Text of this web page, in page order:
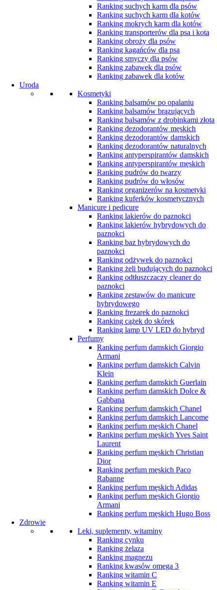
Ranking suchych karm dla psów
Ranking suchych karm dla kotów
Ranking mokrych karm dla kotów
Ranking transporterów dla psa i kota
Ranking obroży dla psów
Ranking kagańców dla psa
Ranking smyczy dla psów
Ranking zabawek dla psów
Ranking zabawek dla kotów
Uroda
Kosmetyki
Ranking balsamów po opalaniu
Ranking balsamów brązujących
Ranking balsamów z drobinkami złota
Ranking dezodorantów męskich
Ranking dezodorantów damskich
Ranking dezodorantów naturalnych
Ranking antyperspirantów damskich
Ranking antyperspirantów męskich
Ranking pudrów do twarzy
Ranking pudrów do włosów
Ranking organizerów na kosmetyki
Ranking kuferków kosmetycznych
Manicure i pedicure
Ranking lakierów do paznokci
Ranking lakierów hybrydowych do
paznokci
Ranking baz hybrydowych do
paznokci
Ranking odżywek do paznokci
Ranking żeli budujących do paznokci
Ranking odtłuszczaczy cleaner do
paznokci
Ranking zestawów do manicure
hybrydowego
Ranking frezarek do paznokci
Ranking cążek do skórek
Ranking lamp UV LED do hybryd
Perfumy
Ranking perfum damskich Giorgio
Armani
Ranking perfum damskich Calvin
Klein
Ranking perfum damskich Guerlain
Ranking perfum damskich Dolce &
Gabbana
Ranking perfum damskich Chanel
Ranking perfum damskich Lancome
Ranking perfum męskich Chanel
Ranking perfum męskich Yves Saint
Laurent
Ranking perfum męskich Christian
Dior
Ranking perfum męskich Paco
Rabanne
Ranking perfum męskich Adidas
Ranking perfum męskich Giorgio
Armani
Ranking perfum męskich Hugo Boss
Zdrowie
Leki, suplementy, witaminy
Ranking cynku
Ranking żelaza
Ranking magnezu
Ranking kwasów omega 3
Ranking witamin C
Ranking witamin E